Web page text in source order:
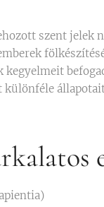
szent jelek
kegyelmeit
különféle